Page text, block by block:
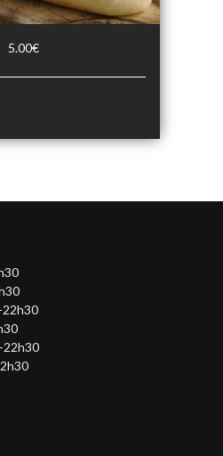
5.00€
22h30
22h30